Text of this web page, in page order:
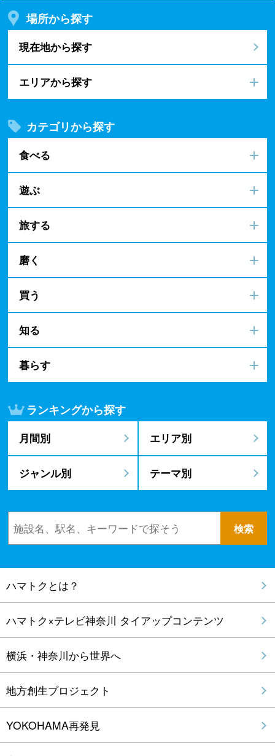
場所から探す
現在地から探す
エリアから探す
カテゴリから探す
食べる
遊ぶ
旅する
磨く
買う
知る
暮らす
ランキングから探す
月間別 エリア別
ジャンル別 テーマ別
ハマトクとは？
ハマトク×テレビ神奈川 タイアップコンテンツ
横浜・神奈川から世界へ
地方創生プロジェクト
YOKOHAMA再発見